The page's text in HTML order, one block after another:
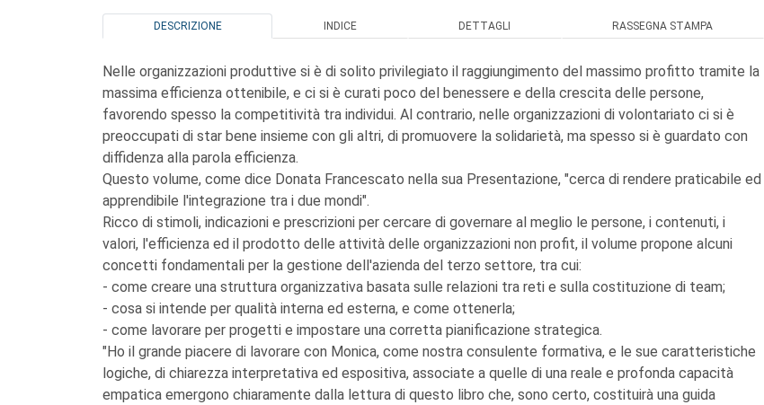
DESCRIZIONE INDICE DETTAGLI RASSEGNA STAMPA
Nelle organizzazioni produttive si è di solito privilegiato il raggiungimento del massimo profitto tramite la
massima efficienza ottenibile, e ci si è curati poco del benessere e della crescita delle persone,
favorendo spesso la competitività tra individui. Al contrario, nelle organizzazioni di volontariato ci si è
preoccupati di star bene insieme con gli altri, di promuovere la solidarietà, ma spesso si è guardato con
diffidenza alla parola efficienza.
Questo volume, come dice Donata Francescato nella sua Presentazione, "cerca di rendere praticabile ed
apprendibile l'integrazione tra i due mondi".
Ricco di stimoli, indicazioni e prescrizioni per cercare di governare al meglio le persone, i contenuti, i
valori, l'efficienza ed il prodotto delle attività delle organizzazioni non profit, il volume propone alcuni
concetti fondamentali per la gestione dell'azienda del terzo settore, tra cui:
- come creare una struttura organizzativa basata sulle relazioni tra reti e sulla costituzione di team;
- cosa si intende per qualità interna ed esterna, e come ottenerla;
- come lavorare per progetti e impostare una corretta pianificazione strategica.
"Ho il grande piacere di lavorare con Monica, come nostra consulente formativa, e le sue caratteristiche
logiche, di chiarezza interpretativa ed espositiva, associate a quelle di una reale e profonda capacità
empatica emergono chiaramente dalla lettura di questo libro che, sono certo, costituirà una guida